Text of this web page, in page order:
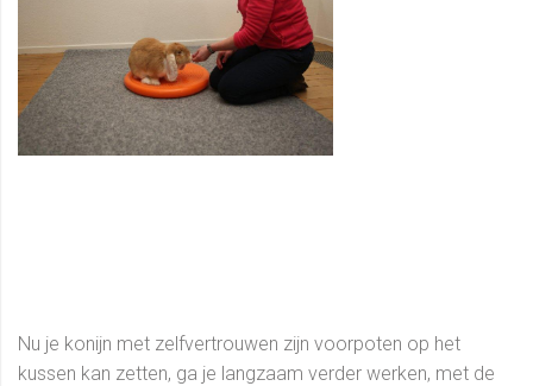
Nu je konijn met zelfvertrouwen zijn voorpoten op het
kussen kan zetten, ga je langzaam verder werken, met de